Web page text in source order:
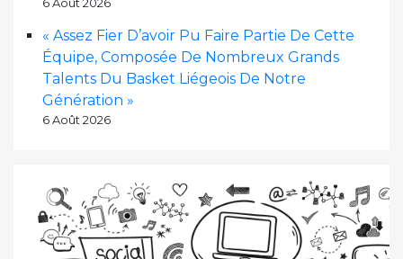
« Assez Fier D’avoir Pu Faire Partie De Cette
Équipe, Composée De Nombreux Grands
Talents Du Basket Liégeois De Notre
Génération »
6 Août 2026